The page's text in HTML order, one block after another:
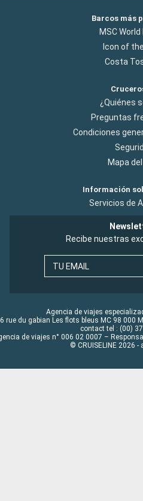
Barcos más
MSC
Icon of
Costa
¿Quiénes
Preguntas
Condiciones
Mapa
Información
Servicios de
Recibe nuestras
TU EMAIL
Agencia de viajes
rue du gabian Les flots bleus MC 98 000
contact tel : (00)
de viajes n° 006 02 0007 –
© CRUISELINE 2026 -